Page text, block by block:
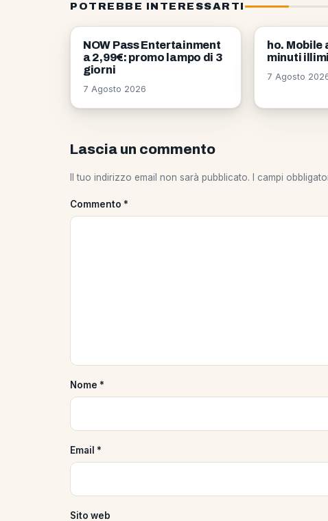
POTREBBE INTERESSARTI
OFFERTE
NOW Pass Entertainment
a 2,99€: promo lampo di 3
giorni
7 Agosto 2026
OFFERTE
ho. Mobile
minuti
7 Agosto
Lascia un commento
Il tuo indirizzo email non sarà pubblicato. I campi
Commento *
Nome *
Email *
Sito web